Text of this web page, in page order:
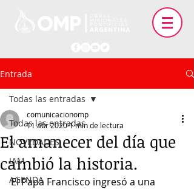
Entrada
Todas las entradas
NOVEDADES
IAM
AGENDA
Todas las entradas
El amanecer del día que
cambió la historia.
comunicacionomp
11 abr 20201 min de lectura
El Papa Francisco ingresó a una